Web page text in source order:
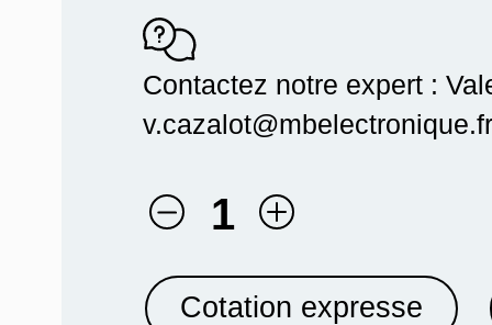
Contactez notre expert :
1
Cotation expresse